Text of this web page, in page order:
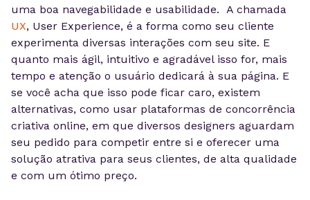
uma boa navegabilidade e usabilidade. A chamada
UX, User Experience, é a forma como seu cliente
experimenta diversas interações com seu site. E
quanto mais ágil, intuitivo e agradável isso for, mais
tempo e atenção o usuário dedicará à sua página. E
se você acha que isso pode ficar caro, existem
alternativas, como usar plataformas de concorrência
criativa online, em que diversos designers aguardam
seu pedido para competir entre si e oferecer uma
solução atrativa para seus clientes, de alta qualidade
e com um ótimo preço.